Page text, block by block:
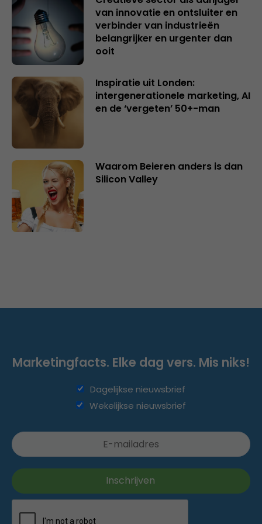
van innovatie en ontsluiter en
verbinder van industrieën
belangrijker en urgenter dan
ooit
Inspiratie uit Londen:
intergenerationele marketing, AI
en de ‘vergeten’ 50+-man
Waarom Beieren anders is dan
Silicon Valley
Marketingfacts. Elke dag vers. Mis niks!
Dagelijkse nieuwsbrief
Wekelijkse nieuwsbrief